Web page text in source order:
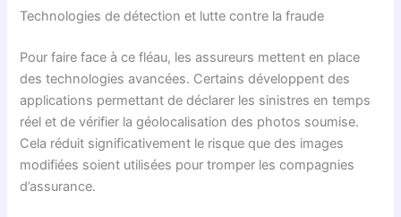
Technologies de détection et lutte contre la fraude
Pour faire face à ce fléau, les assureurs mettent en place
des technologies avancées. Certains développent des
applications permettant de déclarer les sinistres en temps
réel et de vérifier la géolocalisation des photos soumise.
Cela réduit significativement le risque que des images
modifiées soient utilisées pour tromper les compagnies
d’assurance.